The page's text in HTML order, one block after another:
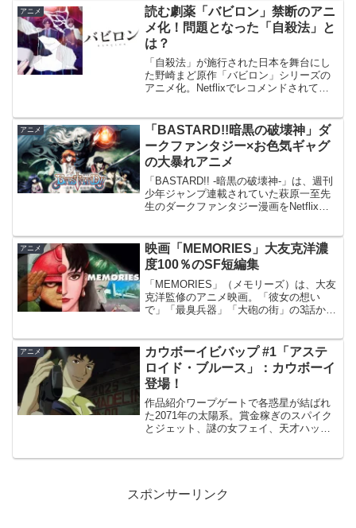
京下町。逆刃刀を腰に下げ、不殺を誓う
旅の剣客・緋村剣心は...
アニメ
読む劇薬「バビロン」禁断のアニ
メ化！問題となった「自殺法」と
は？
「自殺法」が施行された日本を舞台にし
た野崎まど原作「バビロン」シリーズの
アニメ化。Netflixでレコメンドされてた
を真っ向から向き合った作品でビックリ
したよ。放送期間...
アニメ
「BASTARD!!暗黒の破壊神」ダ
ークファンタジー×お色気ギャグ
の大暴れアニメ
「BASTARD!! -暗黒の破壊神-」は、週刊
少年ジャンプ連載されていた萩原一至先
生のダークファンタジー漫画をNetflixで
アニメ
映画「MEMORIES」大友克洋濃
度100％のSF短編集
「MEMORIES」（メモリーズ）は、大友
克洋監修のアニメ映画。「彼女の想い
で」「最臭兵器」「大砲の街」の3話から
アニメ
カウボーイビバップ #1「アステ
ロイド・ブルース」：カウボーイ
登場！
作品紹介ワープゲートで各惑星が結ばれ
た2071年の太陽系。賞金稼ぎのスパイク
とジェット、謎の女フェイ、天才ハッカ
スポンサーリンク